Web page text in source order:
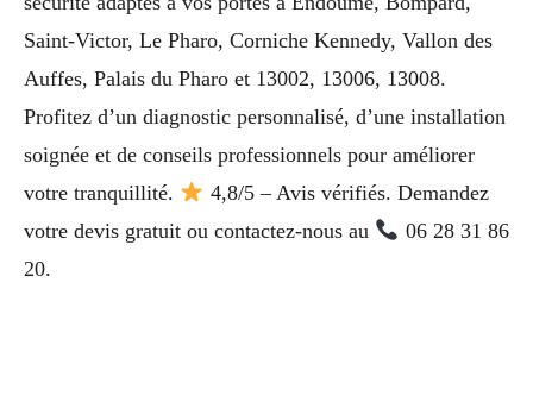
Saint-Victor, Le Pharo, Corniche Kennedy, Vallon des
Auffes, Palais du Pharo et 13002, 13006, 13008.
Profitez d’un diagnostic personnalisé, d’une installation
soignée et de conseils professionnels pour améliorer
votre tranquillité.
4,8/5 – Avis vérifiés. Demandez
votre devis gratuit ou contactez-nous au
06 28 31 86
20.